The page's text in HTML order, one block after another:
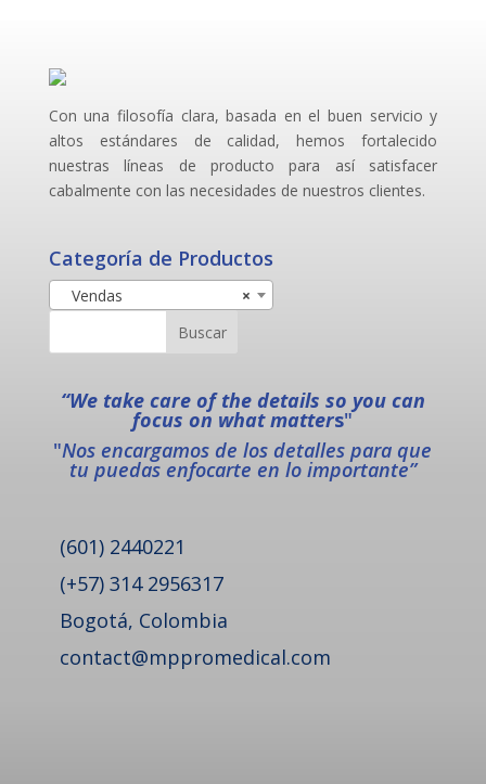
Con una filosofía clara, basada en el buen servicio y
altos estándares de calidad, hemos fortalecido
nuestras líneas de producto para así satisfacer
cabalmente con las necesidades de nuestros clientes.
Categoría de Productos
×
Vendas
“We take care of the details so you can
focus on what matters"
"Nos encargamos de los detalles para que
tu puedas enfocarte en lo importante”
(601) 2440221
(+57) 314 2956317
Bogotá, Colombia
contact@mppromedical.com